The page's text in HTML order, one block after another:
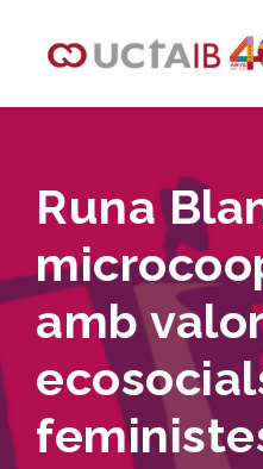
Runa
amb